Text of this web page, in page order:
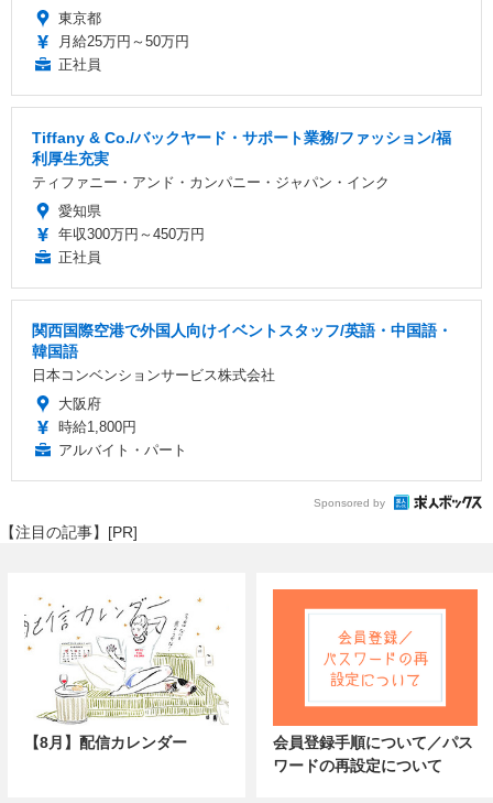
東京都
月給25万円～50万円
正社員
Tiffany & Co./バックヤード・サポート業務/ファッション/福
利厚生充実
ティファニー・アンド・カンパニー・ジャパン・インク
愛知県
年収300万円～450万円
正社員
関西国際空港で外国人向けイベントスタッフ/英語・中国語・
韓国語
日本コンベンションサービス株式会社
大阪府
時給1,800円
アルバイト・パート
Sponsored by
【注目の記事】[PR]
【8月】配信カレンダー
会員登録手順について／パス
ワードの再設定について